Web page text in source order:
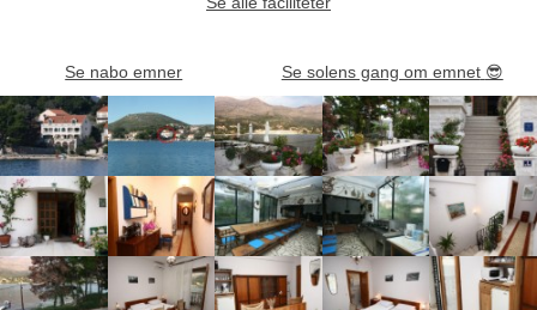
Se nabo emner Se solens gang om emnet 😎